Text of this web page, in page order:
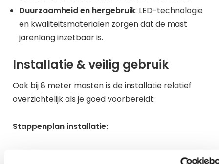
Duurzaamheid en hergebruik: LED-technologie
en kwaliteitsmaterialen zorgen dat de mast
jarenlang inzetbaar is.
Installatie & veilig gebruik
Ook bij 8 meter masten is de installatie relatief
overzichtelijk als je goed voorbereidt:
Stappenplan installatie: